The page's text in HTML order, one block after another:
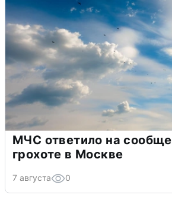
МЧС ответило на
грохоте в Москве
7 августа 0